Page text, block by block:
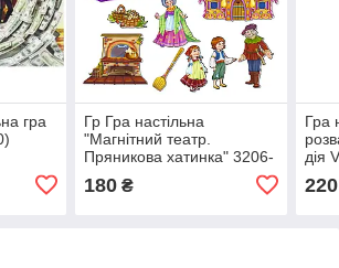
гра
Гр Гра настільна
"Магнітний театр.
Пряникова хатинка" 3206-
180₴
Гра
дія
220